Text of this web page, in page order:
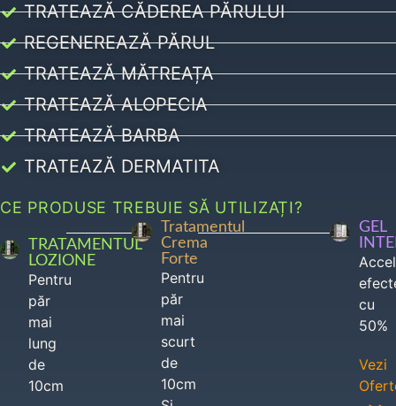
TRATEAZĂ CĂDEREA PĂRULUI
REGENEREAZĂ PĂRUL
TRATEAZĂ MĂTREAȚA
TRATEAZĂ ALOPECIA
TRATEAZĂ BARBA
TRATEAZĂ DERMATITA
CE PRODUSE TREBUIE SĂ UTILIZAȚI?
TRATAMENTUL
LOZIONE
Pentru
păr
mai
lung
de
10cm
Tratamentul
Crema
Forte
Pentru
păr
mai
scurt
de
10cm
GEL
cu
50%
Vezi